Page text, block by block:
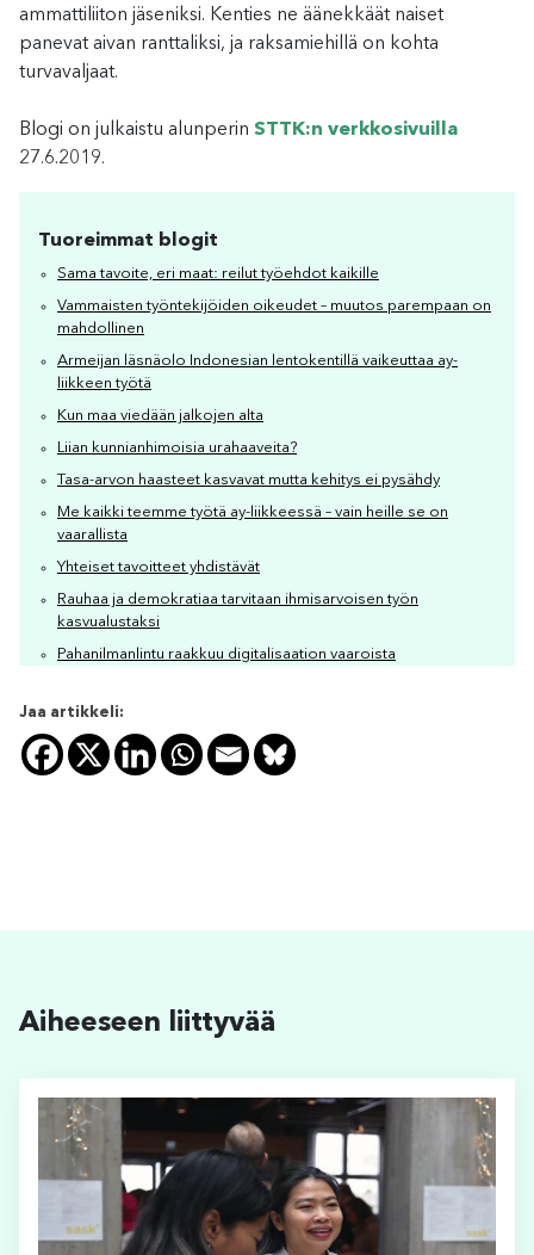
ammattiliiton jäseniksi. Kenties ne äänekkäät naiset
panevat aivan ranttaliksi, ja raksamiehillä on kohta
turvavaljaat.
Blogi on julkaistu alunperin STTK:n verkkosivuilla
27.6.2019.
Tuoreimmat blogit
Sama tavoite, eri maat: reilut työehdot kaikille
Vammaisten työntekijöiden oikeudet – muutos parempaan on
mahdollinen
Armeijan läsnäolo Indonesian lentokentillä vaikeuttaa ay-
liikkeen työtä
Kun maa viedään jalkojen alta
Liian kunnianhimoisia urahaaveita?
Tasa-arvon haasteet kasvavat mutta kehitys ei pysähdy
Me kaikki teemme työtä ay-liikkeessä – vain heille se on
vaarallista
Yhteiset tavoitteet yhdistävät
Rauhaa ja demokratiaa tarvitaan ihmisarvoisen työn
kasvualustaksi
Pahanilmanlintu raakkuu digitalisaation vaaroista
Jaa artikkeli:
Aiheeseen liittyvää